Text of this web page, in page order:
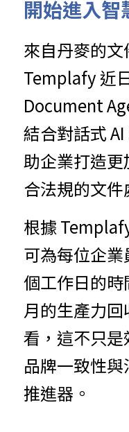
開始進入智
來自丹麥的
Templafy 近
Document
結合對話式
助企業打造
合法規的文件
根據
可為每位企
個工作日的
月的生產力
看，這不只
品牌一致性
推進器。